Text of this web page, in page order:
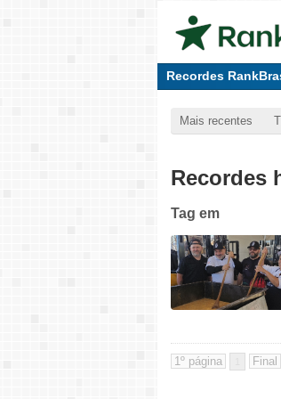
Recordes
Mais recentes
Recordes
Tag em